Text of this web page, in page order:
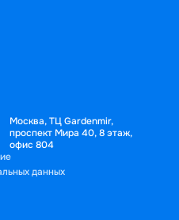
Москва, ТЦ Gardenmir,
проспект Мира 40, 8 этаж,
офис 804
данных